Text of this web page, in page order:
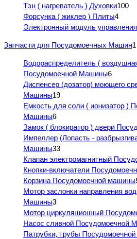
Тэн ( нагреватель ) Духовки100
Форсунка ( жиклер ) Плиты4
Электронный модуль
Запчасти для Посудомоечных Машин1
Водораспределитель (
Посудомоечной Машины6
Диспенсер (дозатор) моющего
Машины19
Емкость для соли ( ионизатор )
Машины6
Замок ( блокиратор ) двери
Импеллер (Лопасть -
Машины33
Клапан электромагнитный
Кнопки-включатели
Корзина Посудомоечной машины
Мотор заслонки направления
Машины3
Мотор циркуляционный
Насос сливной Посудомоечной
Патрубки, трубы